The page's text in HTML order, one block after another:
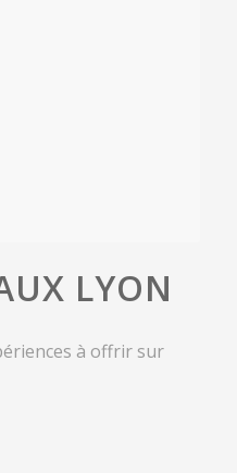
LYON
à offrir sur